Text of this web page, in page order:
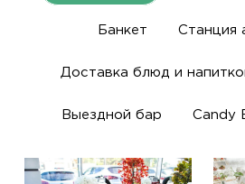
Банкет Станция
Доставка блюд и
Выездной бар Candy